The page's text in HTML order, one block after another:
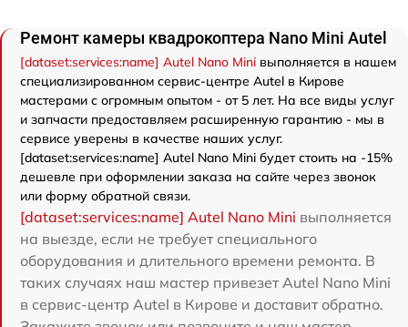
Ремонт камеры квадрокоптера Nano Mini Autel
[dataset:services:name] Autel Nano Mini выполняется в нашем
специализированном сервис-центре Autel в Кирове
мастерами с огромным опытом - от 5 лет. На все виды услуг
и запчасти предоставляем расширенную гарантию - мы в
сервисе уверены в качестве наших услуг.
[dataset:services:name] Autel Nano Mini будет стоить на -15%
дешевле при оформлении заказа на сайте через звонок
или форму обратной связи.
[dataset:services:name] Autel Nano Mini выполняется
на выезде, если не требует специального
оборудования и длительного времени ремонта. В
таких случаях наш мастер привезет Autel Nano Mini
в сервис-центр Autel в Кирове и доставит обратно.